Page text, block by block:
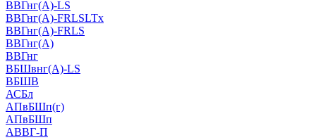
ВВГнг(А)-LS
ВВГнг(А)-FRLSLTx
ВВГнг(А)-FRLS
ВВГнг(А)
ВВГнг
ВБШвнг(А)-LS
ВБШВ
АСБл
АПвБШп(г)
АПвБШп
АВВГ-П